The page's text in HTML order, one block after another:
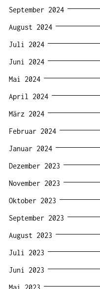
September 2024
August 2024
Juli 2024
Juni 2024
Mai 2024
April 2024
März 2024
Februar 2024
Januar 2024
Dezember 2023
November 2023
Oktober 2023
September 2023
August 2023
Juli 2023
Juni 2023
Mai 2023